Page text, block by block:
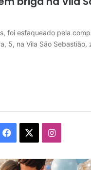
foi esfaqueado pela
5, na Vila São Sebastião,
Facebook Instagram